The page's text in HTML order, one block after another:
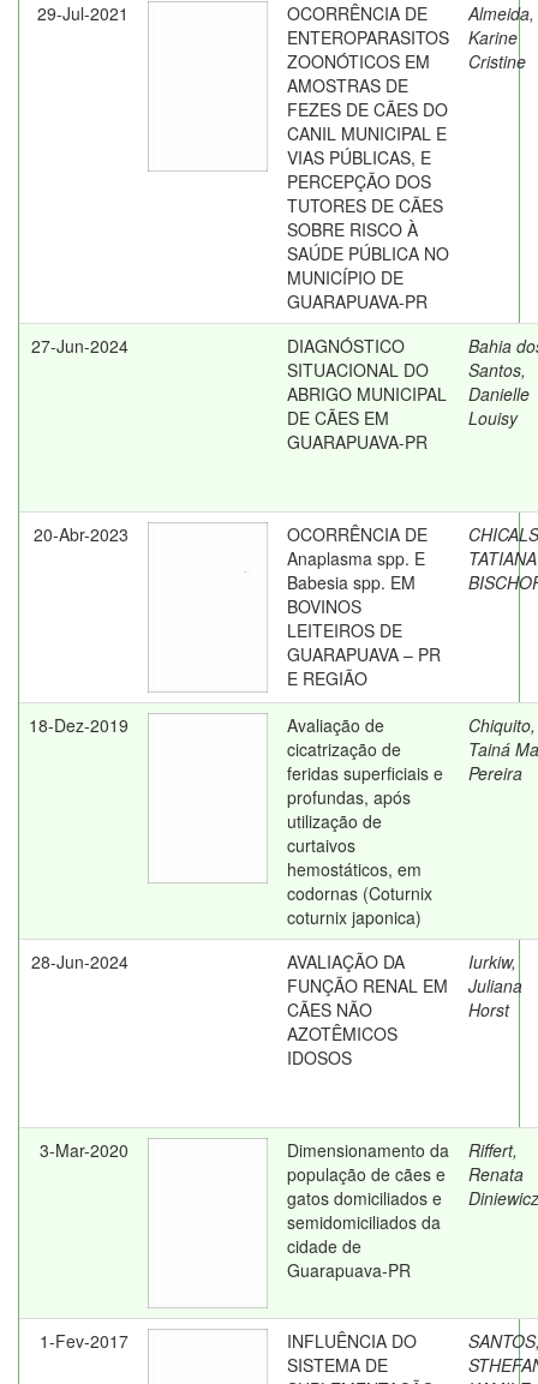
29-Jul-2021
OCORRÊNCIA DE
ENTEROPARASITOS
ZOONÓTICOS EM
AMOSTRAS DE
FEZES DE CÃES DO
CANIL MUNICIPAL E
VIAS PÚBLICAS, E
PERCEPÇÃO DOS
TUTORES DE CÃES
SOBRE RISCO À
SAÚDE PÚBLICA NO
MUNICÍPIO DE
GUARAPUAVA-PR
Almeida,
Karine
Cristine
27-Jun-2024
DIAGNÓSTICO
SITUACIONAL DO
ABRIGO MUNICIPAL
DE CÃES EM
GUARAPUAVA-PR
Bahia
Santos,
Danielle
Louisy
20-Abr-2023
OCORRÊNCIA DE
Anaplasma spp. E
Babesia spp. EM
BOVINOS
LEITEIROS DE
GUARAPUAVA – PR
E REGIÃO
TATIANA
18-Dez-2019
Avaliação de
cicatrização de
feridas superficiais e
profundas, após
utilização de
curtaivos
hemostáticos, em
codornas (Coturnix
coturnix japonica)
Chiquito,
Tainá
Pereira
28-Jun-2024
AVALIAÇÃO DA
FUNÇÃO RENAL EM
CÃES NÃO
AZOTÊMICOS
IDOSOS
Iurkiw,
Juliana
Horst
3-Mar-2020
Dimensionamento da
população de cães e
gatos domiciliados e
semidomiciliados da
cidade de
Guarapuava-PR
Riffert,
Renata
Diniewicz
1-Fev-2017
INFLUÊNCIA DO
SISTEMA DE